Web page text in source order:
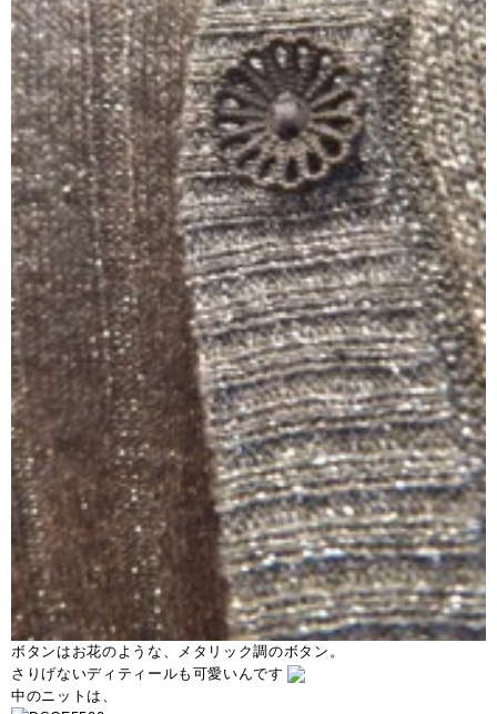
ボタンはお花のような、メタリック調のボタン。
さりげないディティールも可愛いんです
中のニットは、